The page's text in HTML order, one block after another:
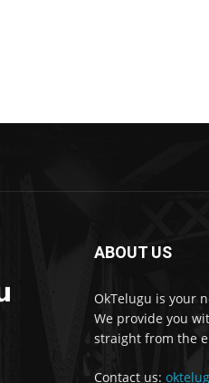
ABOUT US
OkTelugu is your
We provide you
straight from the
Contact us: